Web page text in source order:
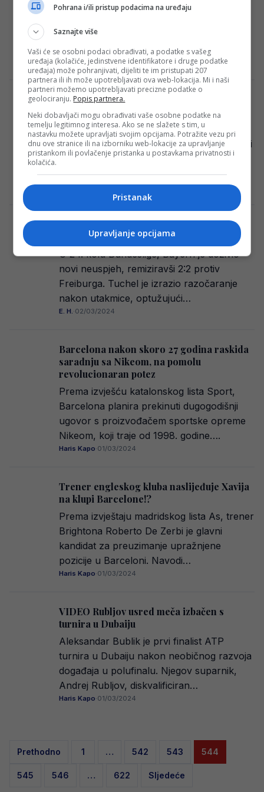
Na današnjoj superveleslalom utrci u
skijašica Elvedina Muzaferija startovala je s
brojem 25 i zauzela osmo…
E. H.·02/03/2024
Ništa od plavog kartona, predsjednik FIFE
objasnio i zašto!
Predsjednik FIFA-e, Gianni Infantino,
odbacio je prijedlog “plavog kartona” koji bi
privremeno isključio fudbalera iz igre.
Gianni Infantino, predsjednik FIFA-e,…
E. H.·02/03/2024
Pogledajte koga je Tuchel optužio za
neuspjeh, cijeli svijet mu se smije..
U 24. kolu Bundeslige, Bayern je doživio
novi neuspjeh, remiziravši 2:2 protiv
Freiburga. Tuchel je izrazio razočaranje
nakon utakmice, optužujući…
E. H.·02/03/2024
Barcelona nakon skoro 27 godina raskida
saradnju sa Nikeom, na pomolu
revolucionaran potez
Prema izvješću katalonskog lista Sport,
Barcelona planira prekinuti dugogodišnji
ugovor s proizvođačem sportske opreme
Nikeom, koji traje od 1998. godine….
Haris Kapo·01/03/2024
Trener engleskog kluba naslijeđuje Xavija
na klupi Barcelone!?
Prema izvještaju madridskog lista As, trener
Brightona Roberto De Zerbi je glavni
kandidat za preuzimanje upražnjene
pozicije u Barceloni. Navodi…
Haris Kapo·01/03/2024
VIDEO Rubljov usred meča izbačen s
turnira u Dubaiju
Aleksandar Bublik je prvi finalist ATP
turnira u Dubaiju nakon neobičnog razvoja
događaja u polufinalu. Njegov suparnik,
Andrej Rubljov, diskvalificiran…
Haris Kapo·01/03/2024
Posts
pagination
Prethodno 1 … 542 543 544
545 546 … 622 Sljedeće
Pohrana i/ili pristup podacima na uređaju
Saznajte više
Vaši će se osobni podaci obrađivati, a podatke s vašeg
uređaja (kolačiće, jedinstvene identifikatore i druge podatke
uređaja) može pohranjivati, dijeliti te im pristupati 207
partnera ili ih može upotrebljavati ova web-lokacija. Mi i naši
partneri možemo upotrebljavati precizne podatke o
geolociranju. Popis partnera.
Neki dobavljači mogu obrađivati vaše osobne podatke na
temelju legitimnog interesa. Ako se ne slažete s tim, u
nastavku možete upravljati svojim opcijama. Potražite vezu pri
dnu ove stranice ili na izborniku web-lokacije za upravljanje
pristankom ili povlačenje pristanka u postavkama privatnosti i
kolačića.
Pristanak
Upravljanje opcijama